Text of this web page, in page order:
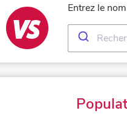
Entrez le